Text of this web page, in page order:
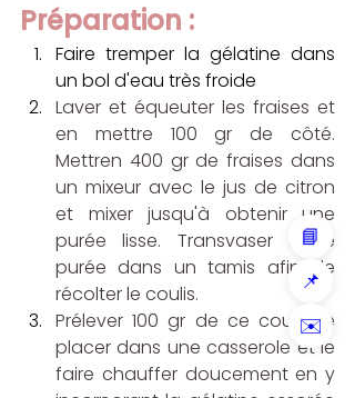
Préparation :
Faire tremper la gélatine dans
un bol d'eau très froide
Laver et équeuter les fraises et
en mettre 100 gr de côté.
Mettren 400 gr de fraises dans
un mixeur avec le jus de citron
et mixer jusqu'à obtenir une
purée lisse. Transvaser cette
purée dans un tamis afin de
récolter le coulis.
Prélever 100 gr de ce coulis, le
placer dans une casserole et le
faire chauffer doucement en y
📘
📌
✉️